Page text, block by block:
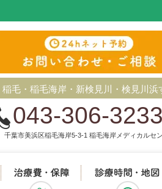
稲毛・稲毛海岸・新検見川・検見川浜
043-306-3233
千葉市美浜区稲毛海岸5-3-1 稲毛海岸メディカルセ
治療メニュー 治療費・保証